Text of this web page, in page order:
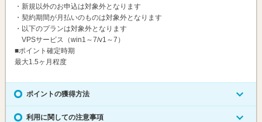
・新規以外のお申込は対象外となります
・契約期間が月払いのものは対象外となります
・以下のプランは対象外となります
VPSサービス（win1～7/v1～7）
■ポイント確定時期
最大1.5ヶ月程度
ポイントの獲得方法
利用に関しての注意事項